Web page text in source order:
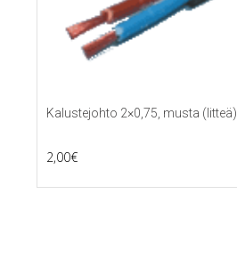
Kalustejohto 2×0,75, musta (litteä)
2,00€